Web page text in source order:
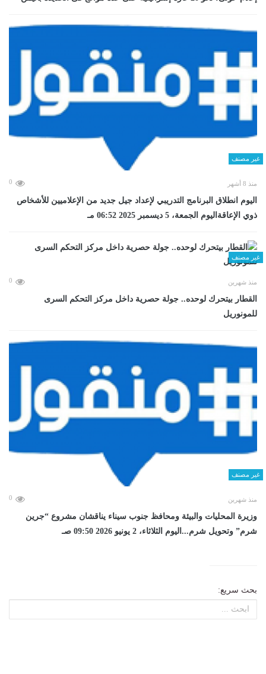
غير مصنف
منذ 8 أشهر 0
اليوم انطلاق البرنامج التدريبي لإعداد جيل جديد من الإعلاميين للأشخاص
ذوي الإعاقةاليوم الجمعة، 5 ديسمبر 2025 06:52 مـ
غير مصنف
منذ شهرين 0
القطار بيتحرك لوحده.. جولة حصرية داخل مركز التحكم السرى
للمونوريل
غير مصنف
منذ شهرين 0
وزيرة المحليات والبيئة ومحافظ جنوب سيناء يناقشان مشروع “جرين
شرم” وتحويل شرم...اليوم الثلاثاء، 2 يونيو 2026 09:50 صـ
بحث سريع: